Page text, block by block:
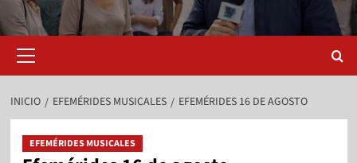
INICIO EFEMÉRIDES MUSICALES EFEMÉRIDES 16 DE AGOSTO
EFEMÉRIDES MUSICALES